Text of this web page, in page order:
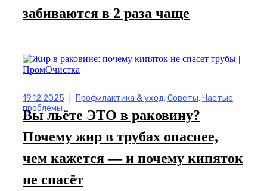
забиваются в 2 раза чаще
19.12.2025 Профилактика & уход,Советы,Частые
проблемы
Вы льёте ЭТО в раковину?
Почему жир в трубах опаснее,
чем кажется — и почему кипяток
не спасёт